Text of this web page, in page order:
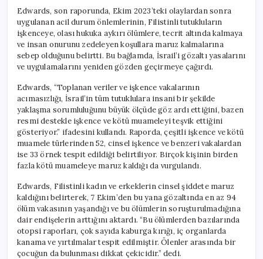
Edwards, son raporunda, Ekim 2023’teki olaylardan sonra
uygulanan acil durum önlemlerinin, Filistinli tutukluların
işkenceye, olası hukuka aykırı ölümlere, tecrit altında kalmaya
ve insan onurunu zedeleyen koşullara maruz kalmalarına
sebep olduğunu belirtti. Bu bağlamda, İsrail’i gözaltı yasalarını
ve uygulamalarını yeniden gözden geçirmeye çağırdı.
Edwards, “Toplanan veriler ve işkence vakalarının
acımasızlığı, İsrail’in tüm tutuklulara insani bir şekilde
yaklaşma sorumluluğunu büyük ölçüde göz ardı ettiğini, bazen
resmi destekle işkence ve kötü muameleyi teşvik ettiğini
gösteriyor.” ifadesini kullandı. Raporda, çeşitli işkence ve kötü
muamele türlerinden 52, cinsel işkence ve benzeri vakalardan
ise 33 örnek tespit edildiği belirtiliyor. Birçok kişinin birden
fazla kötü muameleye maruz kaldığı da vurgulandı.
Edwards, Filistinli kadın ve erkeklerin cinsel şiddete maruz
kaldığını belirterek, 7 Ekim’den bu yana gözaltında en az 94
ölüm vakasının yaşandığı ve bu ölümlerin soruşturulmadığına
dair endişelerin arttığını aktardı. “Bu ölümlerden bazılarında
otopsi raporları, çok sayıda kaburga kırığı, iç organlarda
kanama ve yırtılmalar tespit edilmiştir. Ölenler arasında bir
çocuğun da bulunması dikkat çekicidir.” dedi.